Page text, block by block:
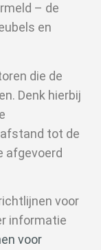
– de
en
die de
Denk hierbij
tot de
afgevoerd
voor
informatie
voor